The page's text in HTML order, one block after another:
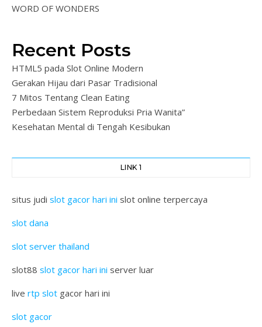
WORD OF WONDERS
Recent Posts
HTML5 pada Slot Online Modern
Gerakan Hijau dari Pasar Tradisional
7 Mitos Tentang Clean Eating
Perbedaan Sistem Reproduksi Pria Wanita”
Kesehatan Mental di Tengah Kesibukan
LINK 1
situs judi slot gacor hari ini slot online terpercaya
slot dana
slot server thailand
slot88 slot gacor hari ini server luar
live rtp slot gacor hari ini
slot gacor